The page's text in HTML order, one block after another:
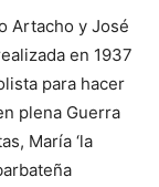
Artacho y José
en 1937
para hacer
plena Guerra
María ‘la